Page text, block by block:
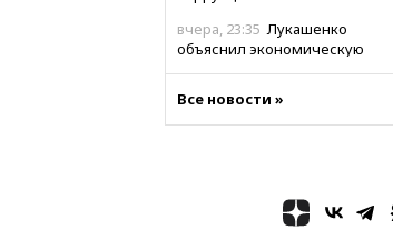
вчера, 23:35 Лукашенко
объяснил экономическую
выгоду безвизового режима с
вчера, 22:59На башню
Литовец
Все новости »